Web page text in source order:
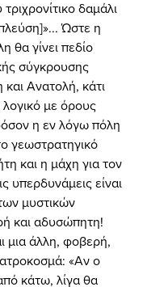
δαμάλι
Ώστε η
θα γίνει πεδίο
σύγκρουσης
Ανατολή, κάτι
με όρους
η εν λόγω πόλη
γεωστρατηγικό
και η μάχη για τον
υπερδυνάμεις είναι
μυστικών
και αδυσώπητη!
«Αν ο
κάτω, λίγα θα